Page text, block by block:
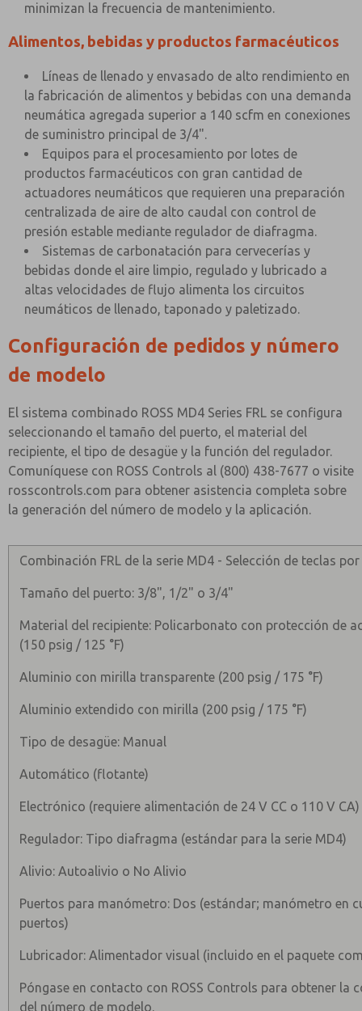
minimizan la frecuencia de mantenimiento.
Alimentos, bebidas y productos farmacéuticos
Líneas de llenado y envasado de alto rendimiento en
la fabricación de alimentos y bebidas con una demanda
neumática agregada superior a 140 scfm en conexiones
de suministro principal de 3/4".
Equipos para el procesamiento por lotes de
productos farmacéuticos con gran cantidad de
actuadores neumáticos que requieren una preparación
centralizada de aire de alto caudal con control de
presión estable mediante regulador de diafragma.
Sistemas de carbonatación para cervecerías y
bebidas donde el aire limpio, regulado y lubricado a
altas velocidades de flujo alimenta los circuitos
neumáticos de llenado, taponado y paletizado.
Configuración de pedidos y número
de modelo
El sistema combinado ROSS MD4 Series FRL se configura
seleccionando el tamaño del puerto, el material del
recipiente, el tipo de desagüe y la función del regulador.
Comuníquese con ROSS Controls al (800) 438-7677 o visite
rosscontrols.com para obtener asistencia completa sobre
la generación del número de modelo y la aplicación.
Combinación FRL de la serie MD4 - Selección de teclas
Tamaño del puerto: 3/8", 1/2" o 3/4"
Material del recipiente: Policarbonato con protección de
(150 psig / 125 °F)
Aluminio con mirilla transparente (200 psig / 175 °F)
Aluminio extendido con mirilla (200 psig / 175 °F)
Tipo de desagüe: Manual
Automático (flotante)
Electrónico (requiere alimentación de 24 V CC o 110 V CA)
Regulador: Tipo diafragma (estándar para la serie MD4)
Alivio: Autoalivio o No Alivio
Puertos para manómetro: Dos (estándar; manómetro en
puertos)
Lubricador: Alimentador visual (incluido en el paquete
Póngase en contacto con ROSS Controls para obtener la
del número de modelo.